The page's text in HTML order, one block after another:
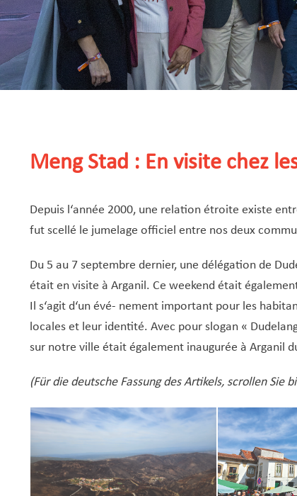
Meng Stad : En visite chez
Depuis l‘année 2000, une relation étroite existe
fut scellé le jumelage officiel entre nos deux
Du 5 au 7 septembre dernier, une délégation de
était en visite à Arganil. Ce weekend était
Il s‘agit d‘un évé- nement important pour les
locales et leur identité. Avec pour slogan «
sur notre ville était également inaugurée à Arganil
(Für die deutsche Fassung des Artikels, scrollen Sie